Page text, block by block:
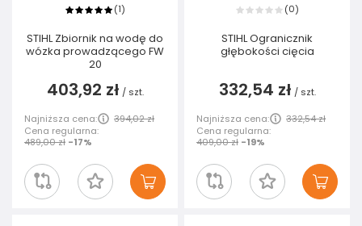
(1)
STIHL Zbiornik na wodę do
wózka prowadzącego FW
20
403,92 zł / szt.
Najniższa cena:
394,02 zł
Cena regularna:
489,00 zł -17%
(0)
STIHL Ogranicznik
głębokości cięcia
332,54 zł / szt.
Najniższa cena:
332,54 zł
Cena regularna:
409,00 zł -19%